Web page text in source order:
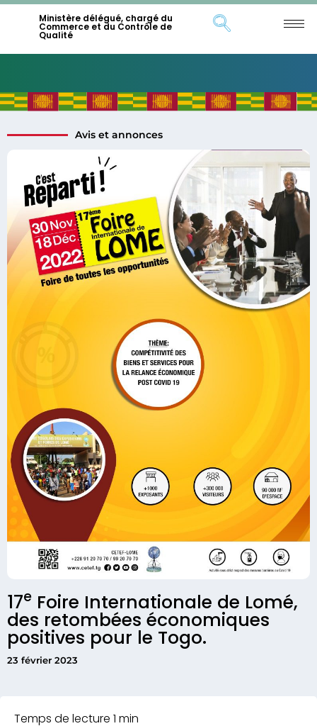
Ministère délégué, chargé du
Commerce et du Contrôle de
Qualité
17e Foire Internationale de Lomé,
des retombées économiques
positives pour le Togo.
23 février 2023
Avis et annonces